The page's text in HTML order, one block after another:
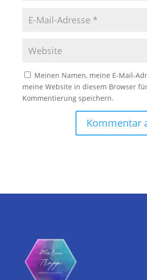
Meinen Namen, meine E-Mail-
meine Website in diesem Browser
Kommentierung speichern.